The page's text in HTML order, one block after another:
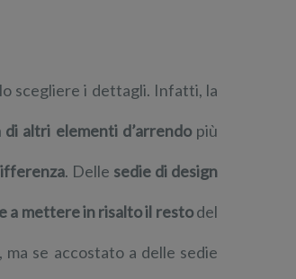
scegliere i dettagli. Infatti, la
altri elementi d’arrendopiù
. Delle sedie di design
a mettere in risalto il restodel
se accostato a delle sedie